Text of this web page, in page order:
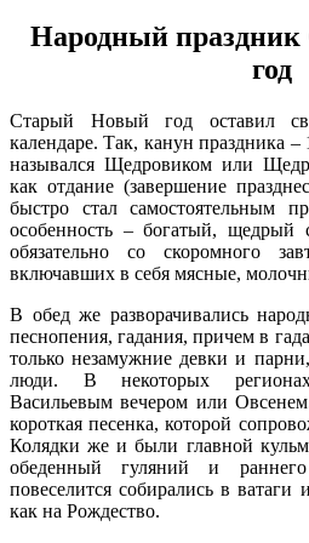
Народный
год
Старый Новый год оставил
календаре. Так, канун праздника
назывался Щедровиком или
как отдание (завершение
быстро стал самостоятельным
особенность – богатый, щедрый
обязательно со скоромного
включавших в себя мясные,
В обед же разворачивались
песнопения, гадания, причем в
только незамужние девки и
люди. В некоторых
Васильевым вечером или
короткая песенка, которой
Колядки же и были главной
обеденный гуляний и
повеселится собирались в
как на Рождество.